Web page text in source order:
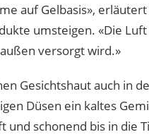
auf Gelbasis»,
umsteigen. «Die
versorgt wird.»
Gesichtshaut auch in
Düsen ein kaltes
und schonend bis in die